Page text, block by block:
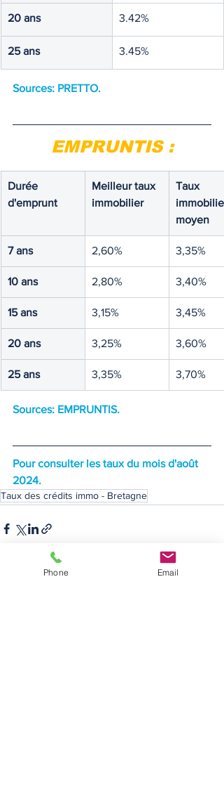
20 ans 3.42%
25 ans 3.45%
Sources: PRETTO.
EMPRUNTIS :
Durée
d'emprunt
Meilleur taux
immobilier
Taux
immobilier
moyen
7 ans 2,60% 3,35%
10 ans 2,80% 3,40%
15 ans 3,15% 3,45%
20 ans 3,25% 3,60%
25 ans 3,35% 3,70%
Sources: EMPRUNTIS.
Pour consulter les taux du mois d'août
2024.
Taux des crédits immo - Bretagne
Phone Email